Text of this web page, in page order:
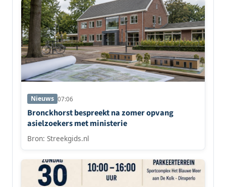
Nieuws 07:06
Bronckhorst bespreekt na zomer opvang
asielzoekers met ministerie
Bron: Streekgids.nl